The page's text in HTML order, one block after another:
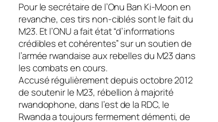
Pour le secrétaire de l’Onu Ban Ki-Moon en
revanche, ces tirs non-ciblés sont le fait du
M23. Et l’ONU a fait état “d’informations
crédibles et cohérentes” sur un soutien de
l’armée rwandaise aux rebelles du M23 dans
les combats en cours.
Accusé régulièrement depuis octobre 2012
de soutenir le M23, rébellion à majorité
rwandophone, dans l’est de la RDC, le
Rwanda a toujours fermement démenti, de